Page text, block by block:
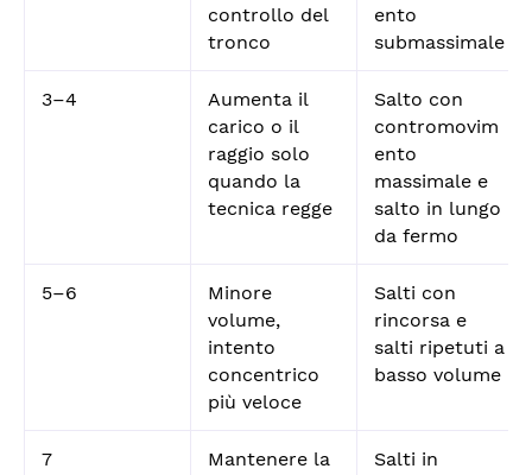
controllo del
tronco
ento
submassimale
3–4
Aumenta il
carico o il
raggio solo
quando la
tecnica regge
Salto con
contromovim
ento
massimale e
salto in lungo
da fermo
5–6
Minore
volume,
intento
concentrico
più veloce
Salti con
rincorsa e
salti ripetuti a
basso volume
7
Mantenere la
Salti in